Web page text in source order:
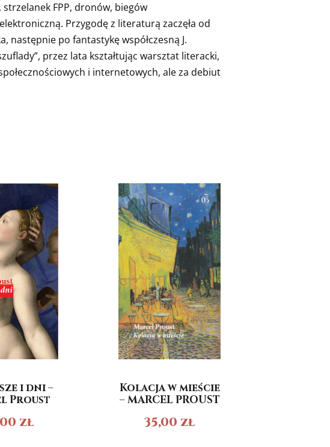
strzelanek FPP, dronów, biegów
Przygodę z literaturą zaczęła od
następnie po fantastykę współczesną J.
przez lata kształtując warsztat literacki,
i internetowych, ale za debiut
i dni –
Proust
zł
Kolacja w mieście
– MARCEL PROUST
35,00 zł